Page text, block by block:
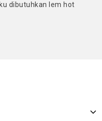
dibutuhkan lem hot